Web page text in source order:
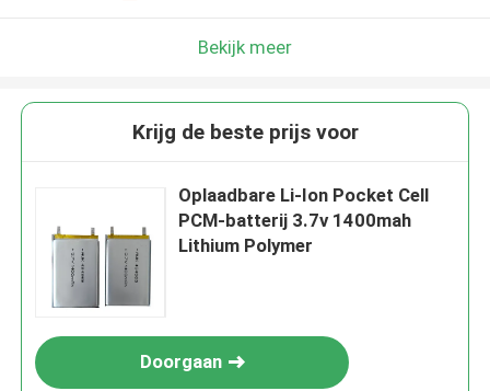
Bekijk meer
Krijg de beste prijs voor
Oplaadbare Li-Ion Pocket Cell
PCM-batterij 3.7v 1400mah
Lithium Polymer
Doorgaan